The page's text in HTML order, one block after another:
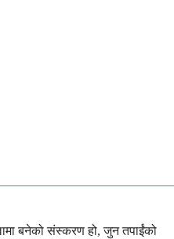
बनेको संस्करण हो, जुन तपाईंको